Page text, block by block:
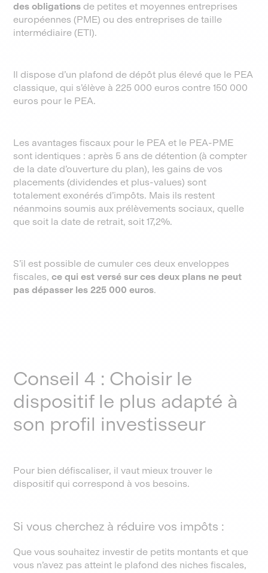
des obligations de petites et moyennes entreprises
européennes (PME) ou des entreprises de taille
intermédiaire (ETI).
Il dispose d’un plafond de dépôt plus élevé que le PEA
classique, qui s’élève à 225 000 euros contre 150 000
euros pour le PEA.
Les avantages fiscaux pour le PEA et le PEA-PME
sont identiques : après 5 ans de détention (à compter
de la date d’ouverture du plan), les gains de vos
placements (dividendes et plus-values) sont
totalement exonérés d’impôts. Mais ils restent
néanmoins soumis aux prélèvements sociaux, quelle
que soit la date de retrait, soit 17,2%.
S’il est possible de cumuler ces deux enveloppes
fiscales,ce qui est versé sur ces deux plans ne peut
pas dépasser les 225 000 euros.
Conseil 4 : Choisir le
dispositif le plus adapté à
son profil investisseur
Pour bien défiscaliser, il vaut mieux trouver le
dispositif qui correspond à vos besoins.
Si vous cherchez à réduire vos impôts :
Que vous souhaitez investir de petits montants et que
vous n’avez pas atteint le plafond des niches fiscales,